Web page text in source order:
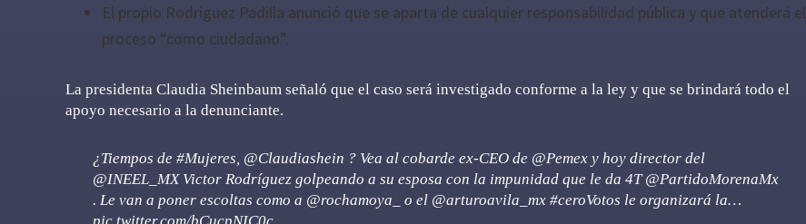
El propio Rodríguez Padilla anunció que se aparta de cualquier responsabilidad pública y que atenderá el
proceso “como ciudadano”.
La presidenta Claudia Sheinbaum señaló que el caso será investigado conforme a la ley y que se brindará todo el
apoyo necesario a la denunciante.
¿Tiempos de #Mujeres @Claudiashein ? Vea al cobarde ex-CEO de @Pemex y hoy director del
@INEEL_MXVictor Rodríguez golpeando a su esposa con la impunidad que le da 4T@PartidoMorenaMx
. Le van a poner escoltas como a @rochamoya_ o el @arturoavila_mx #ceroVotos le organizará la…